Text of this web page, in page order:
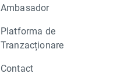
Ambasador
Platforma de
Tranzacționare
Contact